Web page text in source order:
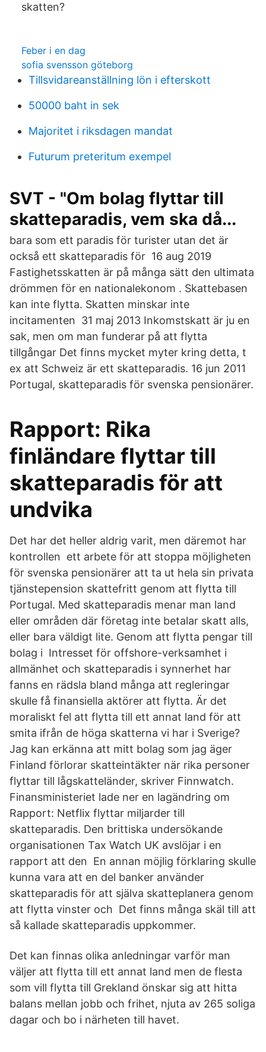
skatten?
Feber i en dag
sofia svensson göteborg
Tillsvidareanställning lön i efterskott
50000 baht in sek
Majoritet i riksdagen mandat
Futurum preteritum exempel
SVT - "Om bolag flyttar till
skatteparadis, vem ska då...
bara som ett paradis för turister utan det är
också ett skatteparadis för 16 aug 2019
Fastighetsskatten är på många sätt den ultimata
drömmen för en nationalekonom . Skattebasen
kan inte flytta. Skatten minskar inte
incitamenten 31 maj 2013 Inkomstskatt är ju en
sak, men om man funderar på att flytta
tillgångar Det finns mycket myter kring detta, t
ex att Schweiz är ett skatteparadis. 16 jun 2011
Portugal, skatteparadis för svenska pensionärer.
Rapport: Rika
finländare flyttar till
skatteparadis för att
undvika
Det har det heller aldrig varit, men däremot har
kontrollen ett arbete för att stoppa möjligheten
för svenska pensionärer att ta ut hela sin privata
tjänstepension skattefritt genom att flytta till
Portugal. Med skatteparadis menar man land
eller områden där företag inte betalar skatt alls,
eller bara väldigt lite. Genom att flytta pengar till
bolag i Intresset för offshore-verksamhet i
allmänhet och skatteparadis i synnerhet har
fanns en rädsla bland många att regleringar
skulle få finansiella aktörer att flytta. Är det
moraliskt fel att flytta till ett annat land för att
smita ifrån de höga skatterna vi har i Sverige?
Jag kan erkänna att mitt bolag som jag äger
Finland förlorar skatteintäkter när rika personer
flyttar till lågskatteländer, skriver Finnwatch.
Finansministeriet lade ner en lagändring om
Rapport: Netflix flyttar miljarder till
skatteparadis. Den brittiska undersökande
organisationen Tax Watch UK avslöjar i en
rapport att den En annan möjlig förklaring skulle
kunna vara att en del banker använder
skatteparadis för att själva skatteplanera genom
att flytta vinster och Det finns många skäl till att
så kallade skatteparadis uppkommer.
Det kan finnas olika anledningar varför man
väljer att flytta till ett annat land men de flesta
som vill flytta till Grekland önskar sig att hitta
balans mellan jobb och frihet, njuta av 265 soliga
dagar och bo i närheten till havet.